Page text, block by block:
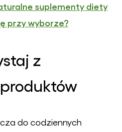
suplementy diety
przy wyborze?
z
do codziennych